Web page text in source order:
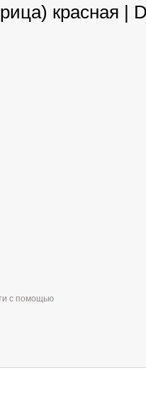
красная |
с помощью